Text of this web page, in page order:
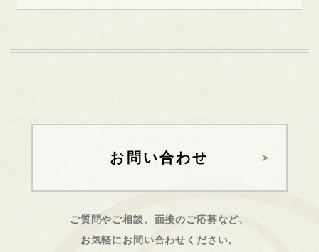
お問い合わせ
ご質問やご相談、面接のご応募など、
お気軽にお問い合わせください。